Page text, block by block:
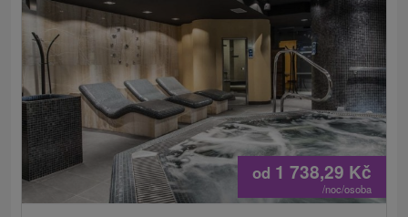
od 1 738,29 Kč
/noc/osoba